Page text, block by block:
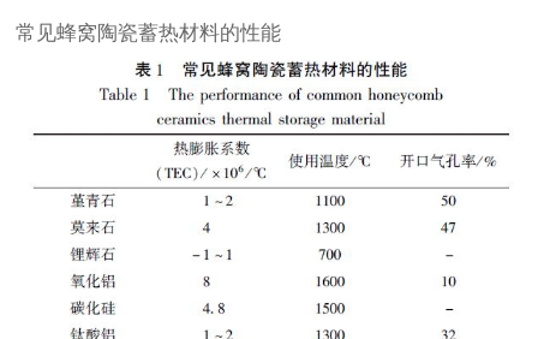
常见蜂窝陶瓷蓄热材料的性能